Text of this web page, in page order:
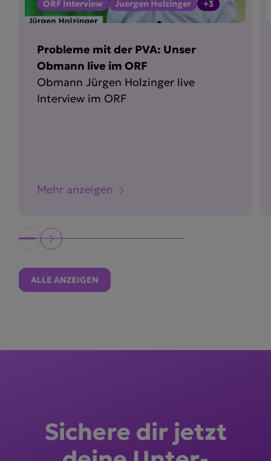
ORF Interview Juergen Holzinger +3
Probleme mit der PVA: Unser
Obmann live im ORF
Obmann Jürgen Holzinger live
Interview im ORF
Mehr anzeigen
ALLE ANZEIGEN
Sichere dir jetzt